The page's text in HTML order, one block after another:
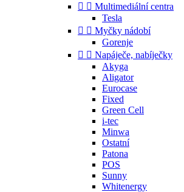
  Multimediální centra
Tesla
  Myčky nádobí
Gorenje
  Napáječe, nabíječky
Akyga
Aligator
Eurocase
Fixed
Green Cell
i-tec
Minwa
Ostatní
Patona
POS
Sunny
Whitenergy